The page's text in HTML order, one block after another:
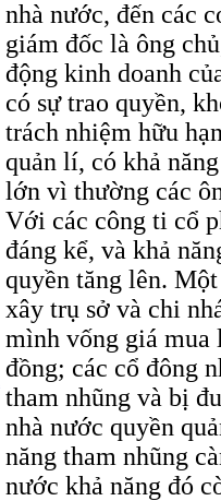
nhà nước, đến các
giám đốc là ông
động kinh doanh
có sự trao quyền,
trách nhiệm hữu
quản lí, có khả
lớn vì thường các
Với các công ti cổ
đáng kể, và khả
quyền tăng lên.
xây trụ sở và chi
mình vống giá mua
đồng; các cổ đông
tham nhũng và bị
nhà nước quyền
năng tham nhũng
nước khả năng đó